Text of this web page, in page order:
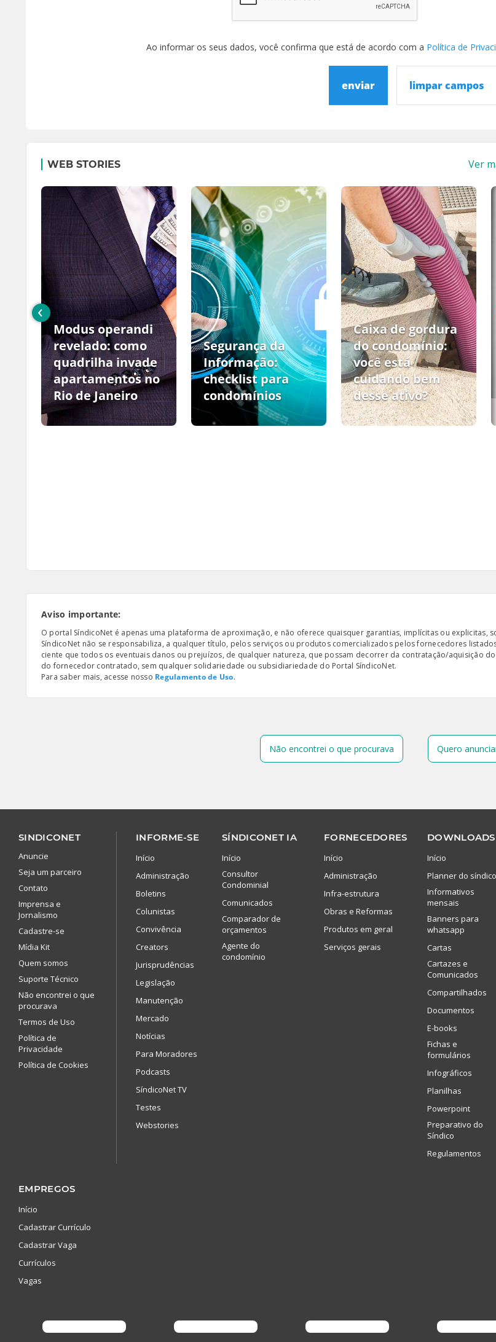
Ao informar os seus dados, você confirma que está de acordo com a Política de
enviar limpar campos
WEB STORIES Ver
Modus operandi
revelado: como
quadrilha invade
apartamentos no
Rio de Janeiro
Segurança da
Informação:
checklist para
condomínios
Caixa de gordura
do condomínio:
você está
cuidando bem
desse ativo?
‹
Aviso importante:
O portal SíndicoNet é apenas uma plataforma de aproximação, e não oferece quaisquer garantias, implícitas ou
SíndicoNet não se responsabiliza, a qualquer título, pelos serviços ou produtos comercializados pelos fornecedores
ciente que todos os eventuais danos ou prejuízos, de qualquer natureza, que possam decorrer da contratação/aquisição
do fornecedor contratado, sem qualquer solidariedade ou subsidiariedade do Portal SíndicoNet.
Para saber mais, acesse nosso Regulamento de Uso.
Não encontrei o que procurava Quero
SINDICONET
Anuncie
Seja um parceiro
Contato
Imprensa e
Jornalismo
Cadastre-se
Mídia Kit
Quem somos
Suporte Técnico
Não encontrei o que
procurava
Termos de Uso
Política de
Privacidade
Política de Cookies
INFORME-SE
Início
Administração
Boletins
Colunistas
Convivência
Creators
Jurisprudências
Legislação
Manutenção
Mercado
Notícias
Para Moradores
Podcasts
SíndicoNet TV
Testes
Webstories
SÍNDICONET IA
Início
Consultor
Condominial
Comunicados
Comparador de
orçamentos
Agente do
condomínio
FORNECEDORES
Início
Administração
Infra-estrutura
Obras e Reformas
Produtos em geral
Serviços gerais
DOWNLOADS
Início
Planner do síndico
Informativos
mensais
Banners para
whatsapp
Cartas
Cartazes e
Comunicados
Compartilhados
Documentos
E-books
Fichas e
formulários
Infográficos
Planilhas
Powerpoint
Preparativo do
Síndico
Regulamentos
EMPREGOS
Início
Cadastrar Currículo
Cadastrar Vaga
Currículos
Vagas